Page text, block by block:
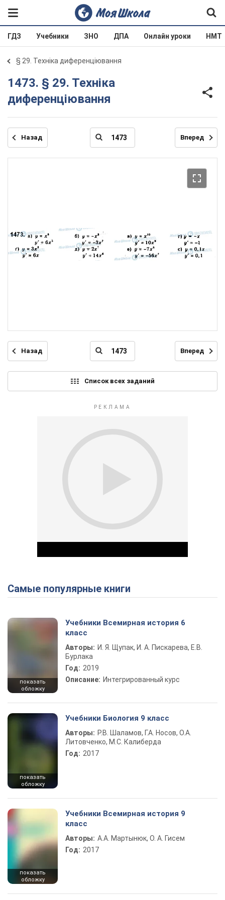
ГДЗ Учебники ЗНО ДПА Онлайн уроки НМТ
§ 29. Техніка диференціювання
1473. § 29. Техніка
диференціювання
Назад Вперед
Назад Вперед
Список всех заданий
Play Video
Самые популярные книги
показать
обложку
Учебники Всемирная история 6
класс
Авторы: И. Я. Щупак, И. А. Пискарева, Е.В.
Бурлака
Год: 2019
Описание: Интегрированный курс
показать
обложку
Учебники Биология 9 класс
Авторы: Р.В. Шаламов, Г.А. Носов, О.А.
Литовченко, М.С. Калиберда
Год: 2017
показать
обложку
Учебники Всемирная история 9
класс
Авторы: А.А. Мартынюк, О. А. Гисем
Год: 2017